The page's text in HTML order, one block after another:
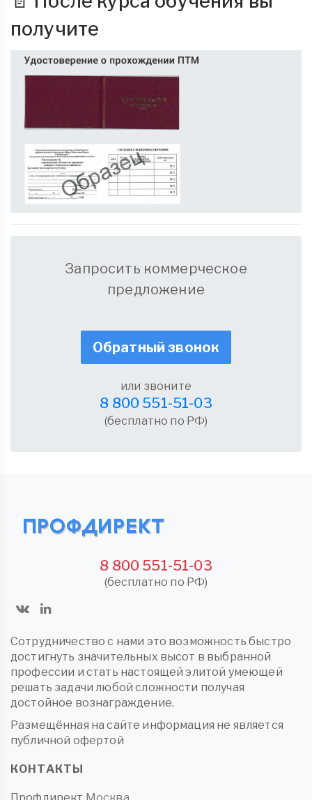
получите
Запросить коммерческое
предложение
Обратный звонок
или звоните
8 800 551-51-03
(бесплатно по РФ)
8 800 551-51-03
(бесплатно по РФ)
Сотрудничество с нами это возможность быстро
достигнуть значительных высот в выбранной
профессии и стать настоящей элитой умеющей
решать задачи любой сложности получая
достойное вознаграждение.
Размещённая на сайте информация не является
публичной офертой
КОНТАКТЫ
Профдирект Москва